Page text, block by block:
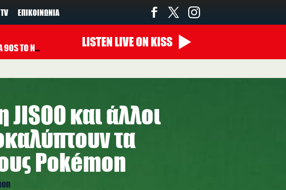
ΕΠΙΚΟΙΝΩΝΊΑ
KISS MUSIC NON STOP, ΜΕ 55 ΛΕΠΤΑ 90S TO NOW ΚΑΘΕ ΩΡΑ
00:00 - 10:00
LISTEN LIVEON KISS
JISOO και άλλοι
τα
Pokémon